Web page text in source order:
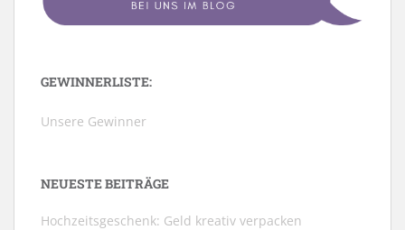
GEWINNERLISTE:
Unsere Gewinner
NEUESTE BEITRÄGE
Hochzeitsgeschenk: Geld kreativ verpacken